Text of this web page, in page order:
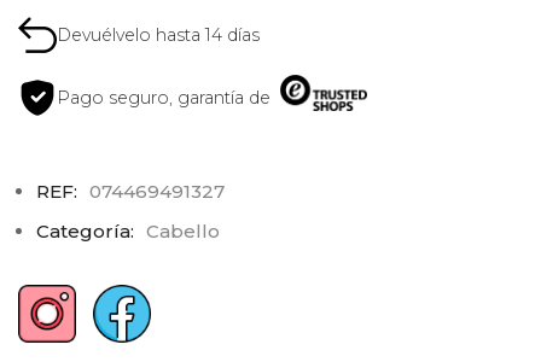
Devuélvelo hasta 14 días
Pago seguro, garantía de
REF: 074469491327
Categoría: Cabello